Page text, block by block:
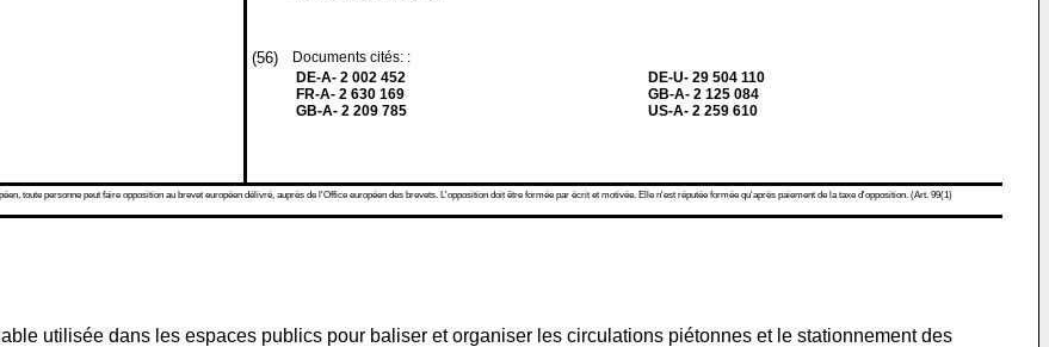
(56)
Documents cités: :
DE-A- 2 002 452
FR-A- 2 630 169
GB-A- 2 209 785
DE-U- 29 504 110
GB-A- 2 125 084
US-A- 2 259 610
toute personne peut faire opposition au brevet européen délivré, auprès de l'Office européen des brevets. L'opposition doit être formée par écrit et motivée. Elle n'est réputée formée qu'après paiement de la taxe d'opposition. (Art. 99(1)
utilisée dans les espaces publics pour baliser et organiser les circulations piétonnes et le stationnement des